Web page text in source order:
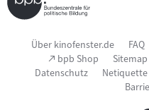
Seitenfußnavigation
Über kinofenster.de FAQ
(Link
öffnet
im
bpb Shop Sitemap
Datenschutz
Netiquette